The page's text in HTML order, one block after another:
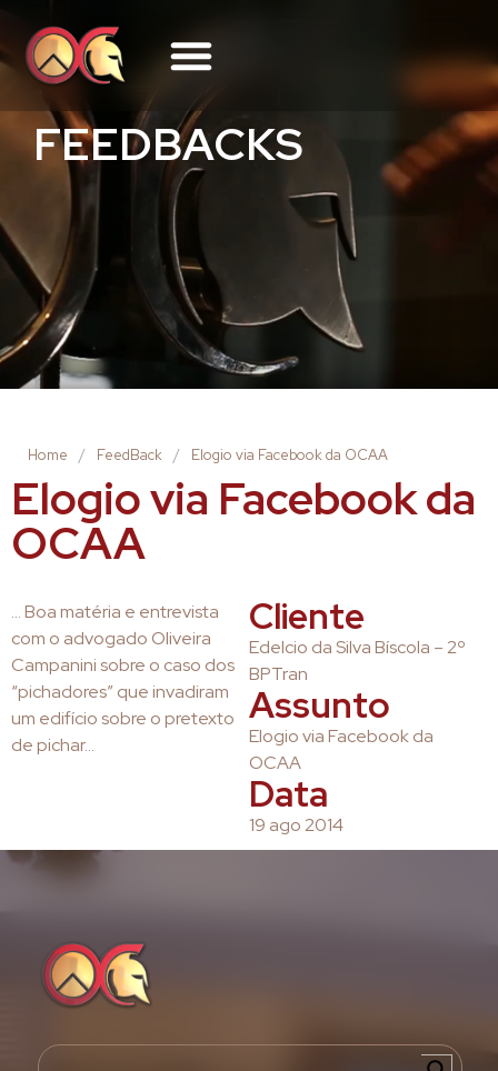
FEEDBACKS
Home / FeedBack / Elogio via Facebook da OCAA
Elogio via Facebook da
OCAA
… Boa matéria e entrevista
com o advogado Oliveira
Campanini sobre o caso dos
“pichadores” que invadiram
um edifício sobre o pretexto
de pichar…
Cliente
Edelcio da Silva Bíscola – 2º
BPTran
Assunto
Elogio via Facebook da
OCAA
Data
19 ago 2014